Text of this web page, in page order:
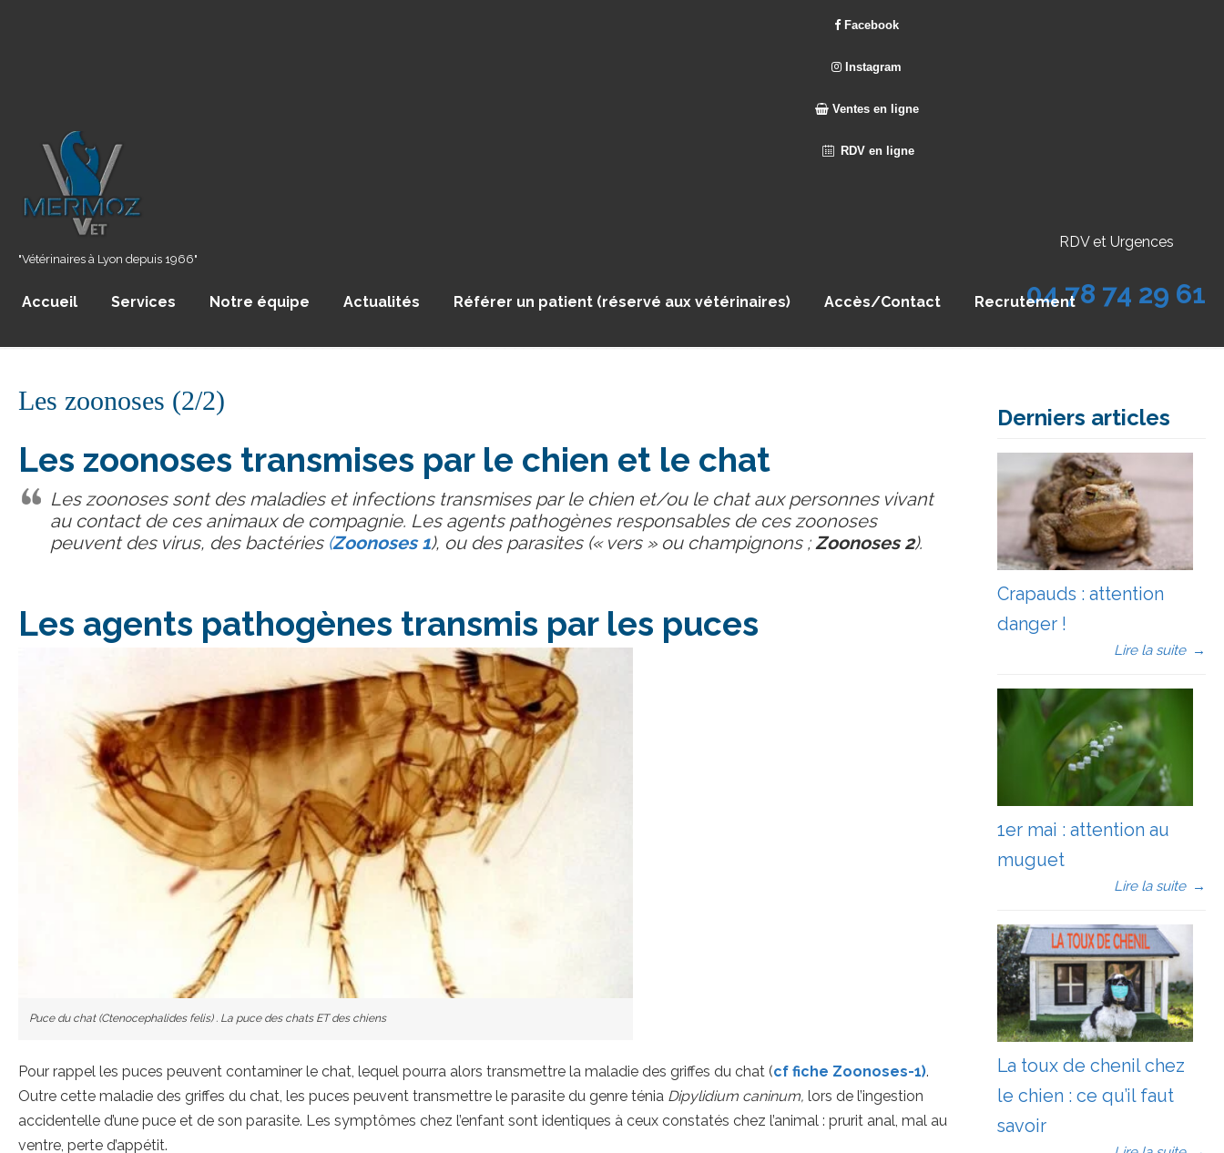
Facebook
Instagram
Ventes en ligne
RDV en ligne
"Vétérinaires à Lyon depuis 1966"
RDV et Urgences
04 78 74 29 61
Accueil Services Notre équipe Actualités Référer un patient (réservé aux vétérinaires) Accès/Contact Recrutement
Les zoonoses (2/2)
Les zoonoses transmises par le chien et le chat
Les zoonoses sont des maladies et infections transmises par le chien et/ou le chat aux personnes vivant
au contact de ces animaux de compagnie. Les agents pathogènes responsables de ces zoonoses
peuvent des virus, des bactéries (Zoonoses 1), ou des parasites (« vers » ou champignons ;Zoonoses 2).
Les agents pathogènes transmis par les puces
Puce du chat (Ctenocephalides felis) . La puce des chats ET des chiens
Pour rappel les puces peuvent contaminer le chat, lequel pourra alors transmettre la maladie des griffes du chat (cf fiche Zoonoses-1).
Outre cette maladie des griffes du chat, les puces peuvent transmettre le parasite du genre ténia Dipylidium caninum, lors de l’ingestion
accidentelle d’une puce et de son parasite. Les symptômes chez l’enfant sont identiques à ceux constatés chez l’animal : prurit anal, mal au
ventre, perte d’appétit.
Derniers articles
Crapauds : attention
danger !
Lire la suite →
1er mai : attention au
muguet
Lire la suite →
La toux de chenil chez
le chien : ce qu’il faut
savoir